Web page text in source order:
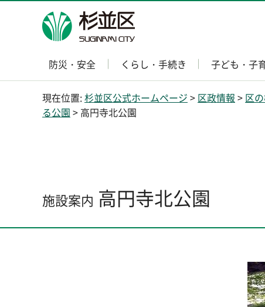
杉並区
防災・安全 くらし・手続き 子ども・子
現在位置:杉並区公式ホームページ > 区政情報 > 区
る公園 > 高円寺北公園
施設案内 高円寺北公園